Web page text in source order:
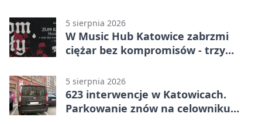
5 sierpnia 2026
W Music Hub Katowice zabrzmi
ciężar bez kompromisów - trzy
5 sierpnia 2026
623 interwencje w Katowicach.
Parkowanie znów na celowniku